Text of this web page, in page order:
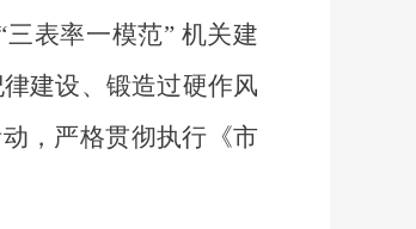
表率一模范” 机关建
建设、锻造过硬作风
，严格贯彻执行《市